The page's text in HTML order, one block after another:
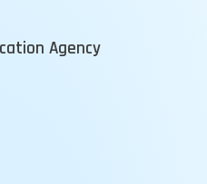
Agency